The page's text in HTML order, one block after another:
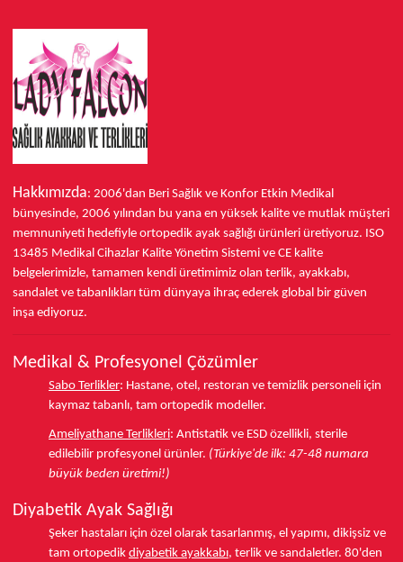
Hakkımızda: 2006'dan Beri Sağlık ve Konfor Etkin Medikal
bünyesinde, 2006 yılından bu yana en yüksek kalite ve mutlak müşteri
memnuniyeti hedefiyle ortopedik ayak sağlığı ürünleri üretiyoruz. ISO
13485 Medikal Cihazlar Kalite Yönetim Sistemi ve CE kalite
belgelerimizle, tamamen kendi üretimimiz olan terlik, ayakkabı,
sandalet ve tabanlıkları tüm dünyaya ihraç ederek global bir güven
inşa ediyoruz.
Medikal & Profesyonel Çözümler
Sabo Terlikler: Hastane, otel, restoran ve temizlik personeli için
kaymaz tabanlı, tam ortopedik modeller.
Ameliyathane Terlikleri: Antistatik ve ESD özellikli, sterile
edilebilir profesyonel ürünler. (Türkiye'de ilk: 47-48 numara
büyük beden üretimi!)
Diyabetik Ayak Sağlığı
Şeker hastaları için özel olarak tasarlanmış, el yapımı, dikişsiz ve
tam ortopedik diyabetik ayakkabı, terlik ve sandaletler. 80'den